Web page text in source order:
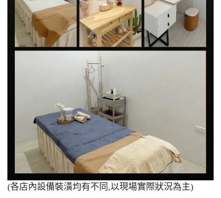
(各店內設備裝潢均有不同,以現場實際狀況為主)